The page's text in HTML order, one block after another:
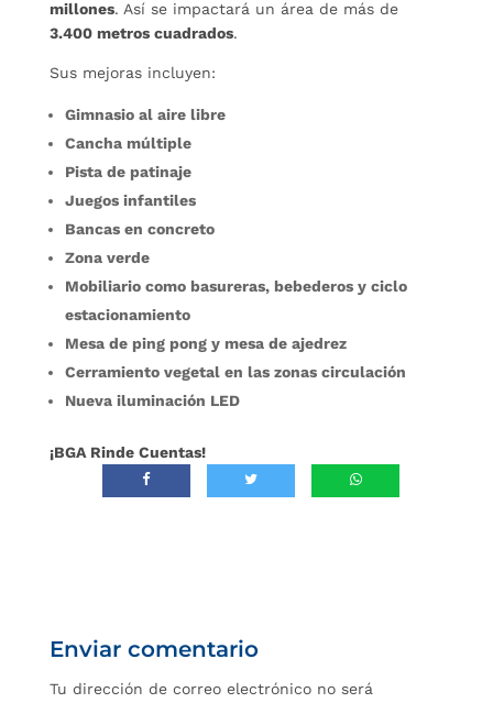
millones. Así se impactará un área de más de
3.400 metros cuadrados.
Sus mejoras incluyen:
Gimnasio al aire libre
Cancha múltiple
Pista de patinaje
Juegos infantiles
Bancas en concreto
Zona verde
Mobiliario como basureras, bebederos y ciclo
estacionamiento
Mesa de ping pong y mesa de ajedrez
Cerramiento vegetal en las zonas circulación
Nueva iluminación LED
¡BGA Rinde Cuentas!
Enviar comentario
Tu dirección de correo electrónico no será